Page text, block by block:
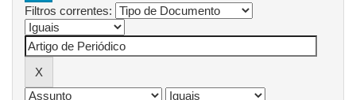
Filtros correntes: